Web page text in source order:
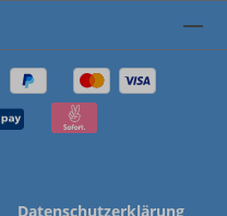
Datenschutzerklärung